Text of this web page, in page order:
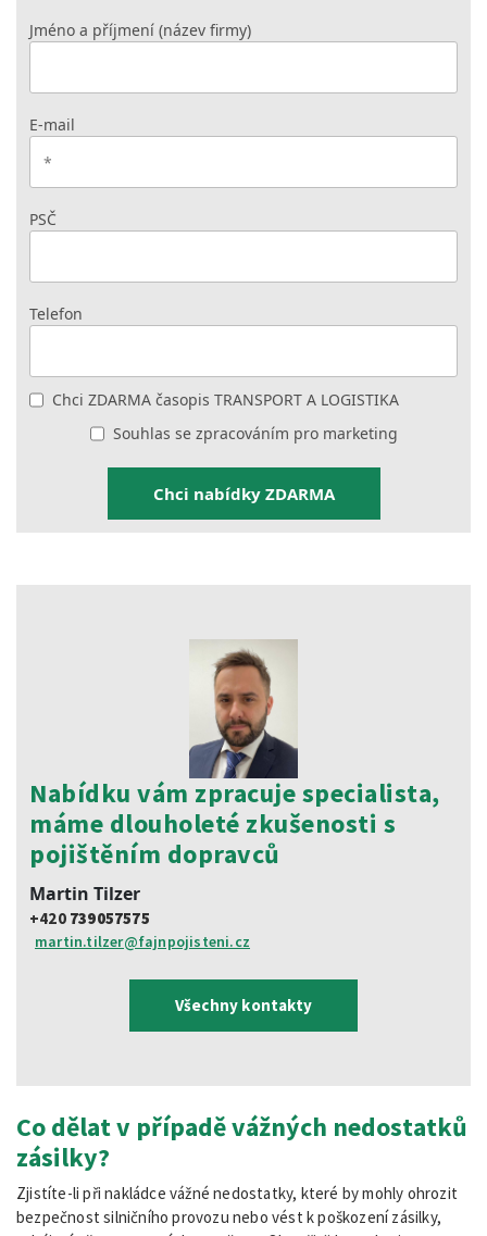
Jméno a příjmení (název firmy)
E-mail
PSČ
Telefon
Chci ZDARMA časopis TRANSPORT A LOGISTIKA
Souhlas se zpracováním pro marketing
Nabídku vám zpracuje specialista,
máme dlouholeté zkušenosti s
pojištěním dopravců
Martin Tilzer
+420 739057575
martin.tilzer@fajnpojisteni.cz
Všechny kontakty
Co dělat v případě vážných nedostatků
zásilky?
Zjistíte-li při nakládce vážné nedostatky, které by mohly ohrozit
bezpečnost silničního provozu nebo vést k poškození zásilky,